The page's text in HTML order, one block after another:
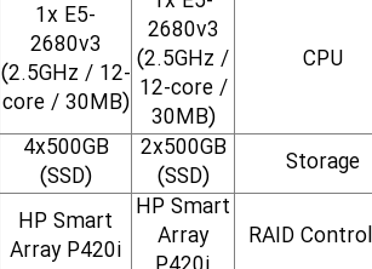
CPU
2680v3
(2.5GHz /
12-core /
30MB)
1x E5-
2680v3
(2.5GHz / 12-
core / 30MB)
Storage
2x500GB
(SSD)
4x500GB
(SSD)
RAID
HP Smart
Array
HP Smart
Array P420i